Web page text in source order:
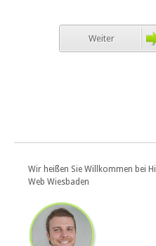
Weiter
Wir heißen Sie Willkommen bei Hi
Web Wiesbaden